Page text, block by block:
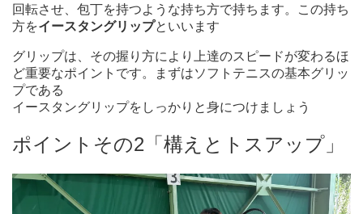
回転させ、包丁を持つような持ち方で持ちます。この持ち
方をイースタングリップといいます
グリップは、その握り方により上達のスピードが変わるほ
ど重要なポイントです。まずはソフトテニスの基本グリッ
プである
イースタングリップをしっかりと身につけましょう
ポイントその2「構えとトスアップ」